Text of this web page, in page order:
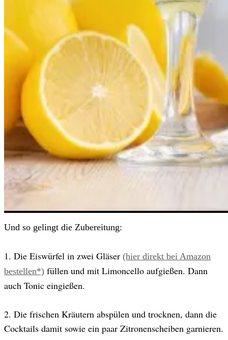
Der Limoncello Tonic passt einfach zum Sommer wie
Strand, Sonne und Eiscreme. Sein frischer, süßer
Geschmack erinnert an spritzige Zitronen. Dazu bildet das
herbe Tonic Water einen spannenden Geschmackspartner,
der die Süße des Likörs abmildert. Sahniger, klebriger
Cocktail? Fehlanzeige! Stattdessen gibt’s sogar ein
bisschen Würze, dank frischer Kräuter, mit denen der
Drink garniert wird.
Diese Zutaten braucht ihr für 2 Cocktails:
Eiswürfel
8 cl Limoncello (kalt)
200 ml Tonic (kalt)
Minze, Basilikum oder Rosmarin (zum Garnieren)
Und so gelingt die Zubereitung:
1. Die Eiswürfel in zwei Gläser (hier direkt bei Amazon
bestellen*) füllen und mit Limoncello aufgießen. Dann
auch Tonic eingießen.
2. Die frischen Kräutern abspülen und trocknen, dann die
Cocktails damit sowie ein paar Zitronenscheiben garnieren.